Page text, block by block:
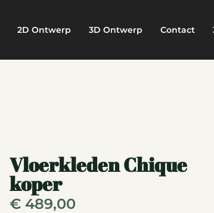
2D Ontwerp 3D Ontwerp Contact
Vloerkleden Chique
koper
€489,00